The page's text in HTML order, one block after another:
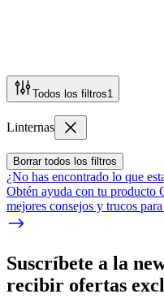
Todos los filtros1
Linternas
Borrar todos los filtros
¿No has encontrado lo que
Obtén ayuda con tu producto
mejores consejos y trucos
Suscríbete a la
recibir ofertas